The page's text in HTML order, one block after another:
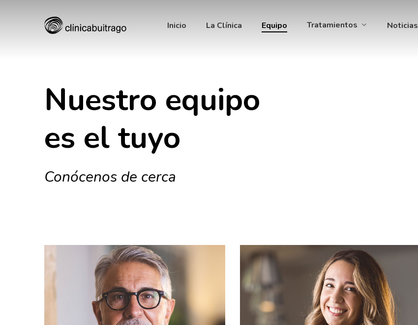
Pulsa intro para buscar o ESC para salir
Inicio La Clínica Equipo Tratamientos Noticias
Nuestro equipo
es el tuyo
Conócenos de cerca